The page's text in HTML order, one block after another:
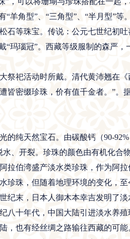
羊角型”、“三角型”、“半月型”
石等珠宝。传说：公元七世纪初
玛瑙冠”。西藏等级服制的森严，
祀活动时所戴。清代黄沛翘在《
皆密缀珍珠，价有值千金者。”
纯天然宝石。由碳酸钙（90-92%
、开裂。珍珠的颜色由有机化合
拉伯湾盛产淡水类珍珠，作为阿
珍珠，但随着地理环境的变化，
纪末，日本人御木本幸吉发明了
八十年代，中国大陆引进淡水养
，也有经丝绸之路输往西藏的可